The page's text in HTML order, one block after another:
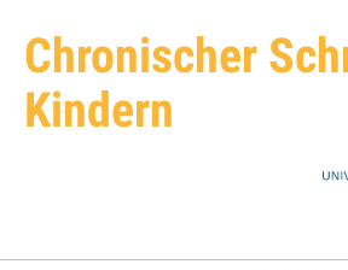
Chronischer
Kindern